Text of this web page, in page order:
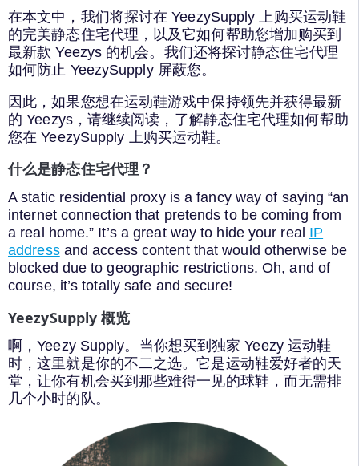
在本文中，我们将探讨在 YeezySupply 上购买运动鞋
的完美静态住宅代理，以及它如何帮助您增加购买到
最新款 Yeezys 的机会。我们还将探讨静态住宅代理
如何防止 YeezySupply 屏蔽您。
因此，如果您想在运动鞋游戏中保持领先并获得最新
的 Yeezys，请继续阅读，了解静态住宅代理如何帮助
您在 YeezySupply 上购买运动鞋。
什么是静态住宅代理？
A static residential proxy is a fancy way of saying “an
internet connection that pretends to be coming from
a real home.” It’s a great way to hide your real IP
addressand access content that would otherwise be
blocked due to geographic restrictions. Oh, and of
course, it’s totally safe and secure!
YeezySupply 概览
啊，Yeezy Supply。当你想买到独家 Yeezy 运动鞋
时，这里就是你的不二之选。它是运动鞋爱好者的天
堂，让你有机会买到那些难得一见的球鞋，而无需排
几个小时的队。